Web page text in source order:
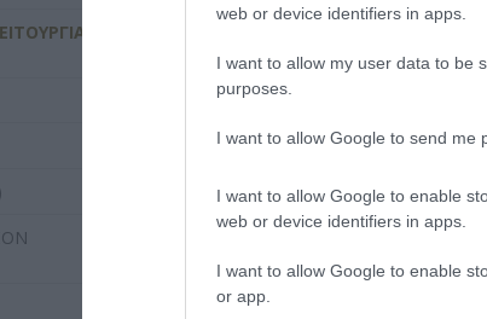
web or device identifiers in apps.
I want to allow my user data to be
purposes.
I want to allow Google to send me
I want to allow Google to enable
web or device identifiers in apps.
I want to allow Google to enable
or app.